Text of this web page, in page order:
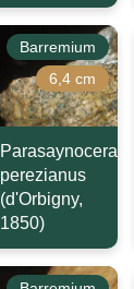
Barremium
6,4 cm
Parasaynoceras
perezianus
(d'Orbigny,
1850)